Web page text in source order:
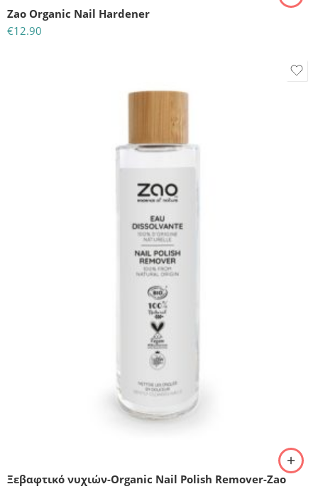
Zao Organic Nail Hardener
€12.90
Ξεβαφτικό νυχιών-Organic Nail Polish Remover-Zao